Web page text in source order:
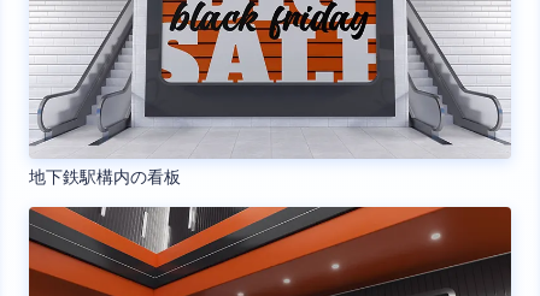
地下鉄駅構内の看板